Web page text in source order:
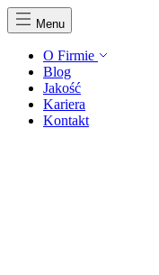
Menu
O Firmie
Blog
Jakość
Kariera
Kontakt